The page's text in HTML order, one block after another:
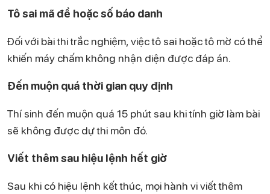
Tô sai mã đề hoặc số báo danh
Đối với bài thi trắc nghiệm, việc tô sai hoặc tô mờ có thể
khiến máy chấm không nhận diện được đáp án.
Đến muộn quá thời gian quy định
Thí sinh đến muộn quá 15 phút sau khi tính giờ làm bài
sẽ không được dự thi môn đó.
Viết thêm sau hiệu lệnh hết giờ
Sau khi có hiệu lệnh kết thúc, mọi hành vi viết thêm